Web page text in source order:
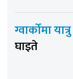
ग्वार्कोमा यात्रु
घाइते